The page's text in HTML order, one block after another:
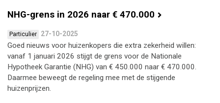
NHG-grens in 2026 naar € 470.000
Particulier 27-10-2025
Goed nieuws voor huizenkopers die extra zekerheid willen:
vanaf 1 januari 2026 stijgt de grens voor de Nationale
Hypotheek Garantie (NHG) van € 450.000 naar € 470.000.
Daarmee beweegt de regeling mee met de stijgende
huizenprijzen.